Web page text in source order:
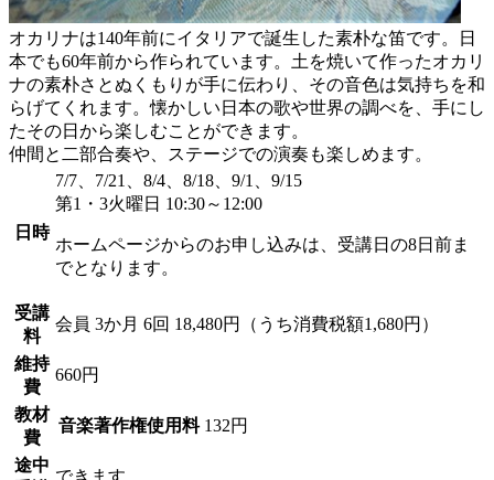
オカリナは140年前にイタリアで誕生した素朴な笛です。日
本でも60年前から作られています。土を焼いて作ったオカリ
ナの素朴さとぬくもりが手に伝わり、その音色は気持ちを和
らげてくれます。懐かしい日本の歌や世界の調べを、手にし
たその日から楽しむことができます。
仲間と二部合奏や、ステージでの演奏も楽しめます。
日時
7/7、7/21、8/4、8/18、9/1、9/15
第1・3火曜日 10:30～12:00
ホームページからのお申し込みは、受講日の8日前ま
でとなります。
受講
料
会員 3か月 6回 18,480円（うち消費税額1,680円）
維持
費
660円
教材
費
音楽著作権使用料 132円
途中
できます